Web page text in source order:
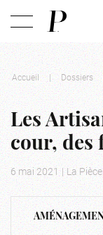
Accueil | Dossiers
Les
cour, des
6 mai 2021 | La Pièce